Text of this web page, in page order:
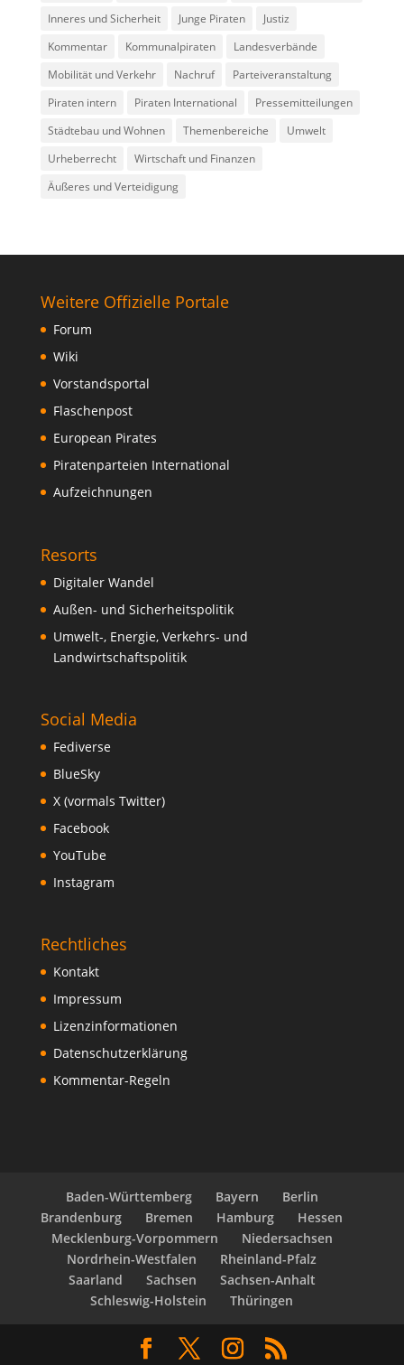
Inneres und Sicherheit
Junge Piraten
Justiz
Kommentar
Kommunalpiraten
Landesverbände
Mobilität und Verkehr
Nachruf
Parteiveranstaltung
Piraten intern
Piraten International
Pressemitteilungen
Städtebau und Wohnen
Themenbereiche
Umwelt
Urheberrecht
Wirtschaft und Finanzen
Äußeres und Verteidigung
Weitere Offizielle Portale
Forum
Wiki
Vorstandsportal
Flaschenpost
European Pirates
Piratenparteien International
Aufzeichnungen
Resorts
Digitaler Wandel
Außen- und Sicherheitspolitik
Umwelt-, Energie, Verkehrs- und
Landwirtschaftspolitik
Social Media
Fediverse
BlueSky
X (vormals Twitter)
Facebook
YouTube
Instagram
Rechtliches
Kontakt
Impressum
Lizenzinformationen
Datenschutzerklärung
Kommentar-Regeln
Baden-Württemberg Bayern
Berlin
Brandenburg
Bremen Hamburg
Hessen
Mecklenburg-Vorpommern
Niedersachsen
Nordrhein-Westfalen
Rheinland-Pfalz
Saarland
Sachsen
Sachsen-Anhalt
Schleswig-Holstein
Thüringen